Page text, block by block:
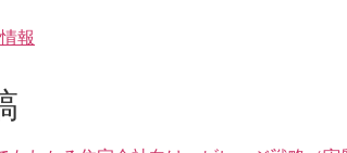
報